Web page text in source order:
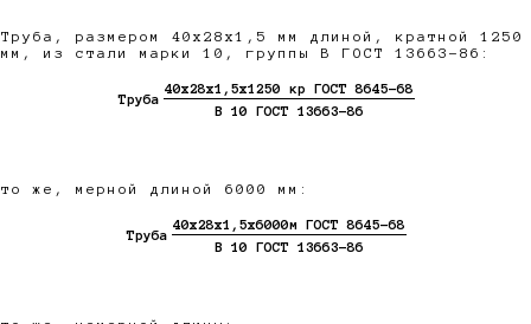
Труба, размером 40х28х1,5 мм длиной, кратной 1250
мм, из стали марки 10, группы В ГОСТ 13663-86:
Труба
40х28х1,5х1250 кр ГОСТ 8645-68
В 10 ГОСТ 13663-86
то же, мерной длиной 6000 мм:
Труба
40х28х1,5х6000м ГОСТ 8645-68
В 10 ГОСТ 13663-86